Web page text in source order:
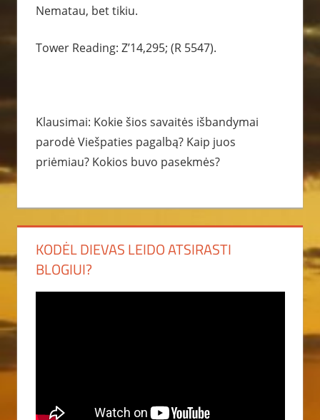
Nematau, bet tikiu.
Tower Reading: Z’14,295; (R 5547).
Klausimai: Kokie šios savaitės išbandymai
parodė Viešpaties pagalbą? Kaip juos
priėmiau? Kokios buvo pasekmės?
KODĖL DIEVAS LEIDO ATSIRASTI
BLOGIUI?